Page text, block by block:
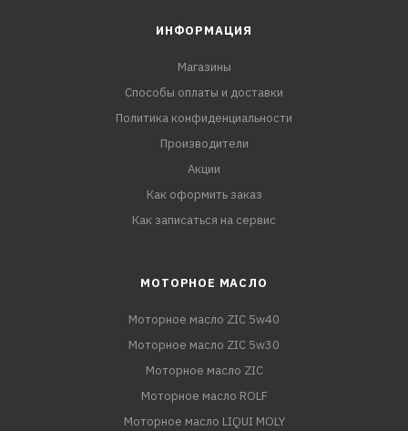
ИНФОРМАЦИЯ
Магазины
Способы оплаты и доставки
Политика конфиденциальности
Производители
Акции
Как оформить заказ
Как записаться на сервис
МОТОРНОЕ МАСЛО
Моторное масло ZIC 5w40
Моторное масло ZIC 5w30
Моторное масло ZIC
Моторное масло ROLF
Моторное масло LIQUI MOLY